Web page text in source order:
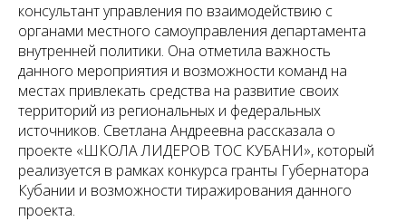
консультант управления по взаимодействию с
органами местного самоуправления департамента
внутренней политики. Она отметила важность
данного мероприятия и возможности команд на
местах привлекать средства на развитие своих
территорий из региональных и федеральных
источников. Светлана Андреевна рассказала о
проекте «ШКОЛА ЛИДЕРОВ ТОС КУБАНИ», который
реализуется в рамках конкурса гранты Губернатора
Кубании и возможности тиражирования данного
проекта.